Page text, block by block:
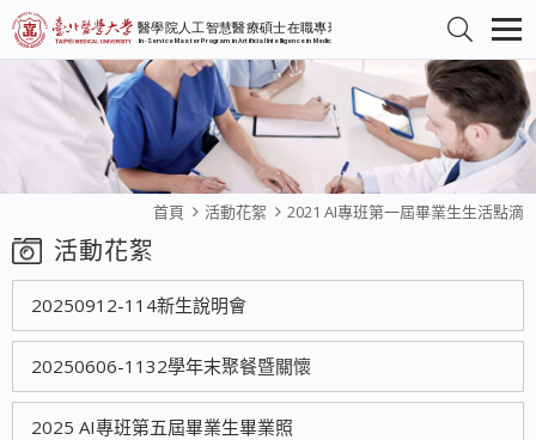
首頁 活動花絮 2021 AI專班第一屆畢業生生活點滴
活動花絮
20250912-114新生說明會
20250606-1132學年末聚餐暨關懷
2025 AI專班第五屆畢業生畢業照